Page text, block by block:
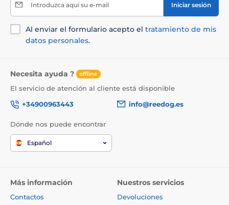
Introduzca aquí su e-mail Iniciar sesión
Al enviar el formulario acepto el tratamiento de mis
datos personales.
Necesita ayuda ? offline
El servicio de atención al cliente está disponible
+34900963443
info@reedog.es
Dónde nos puede encontrar
Español
Más información
Contactos
Nuestros servicios
Devoluciones